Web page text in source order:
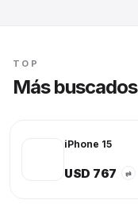
TOP
Más buscados
iPhone 15
USD 767 ⇄